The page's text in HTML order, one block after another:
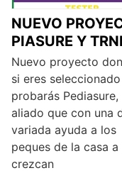
NUEVO
PIASURE Y
Nuevo proyecto
si eres seleccionado
probarás Pediasure,
aliado que con una
variada ayuda a los
peques de la casa a
crezcan